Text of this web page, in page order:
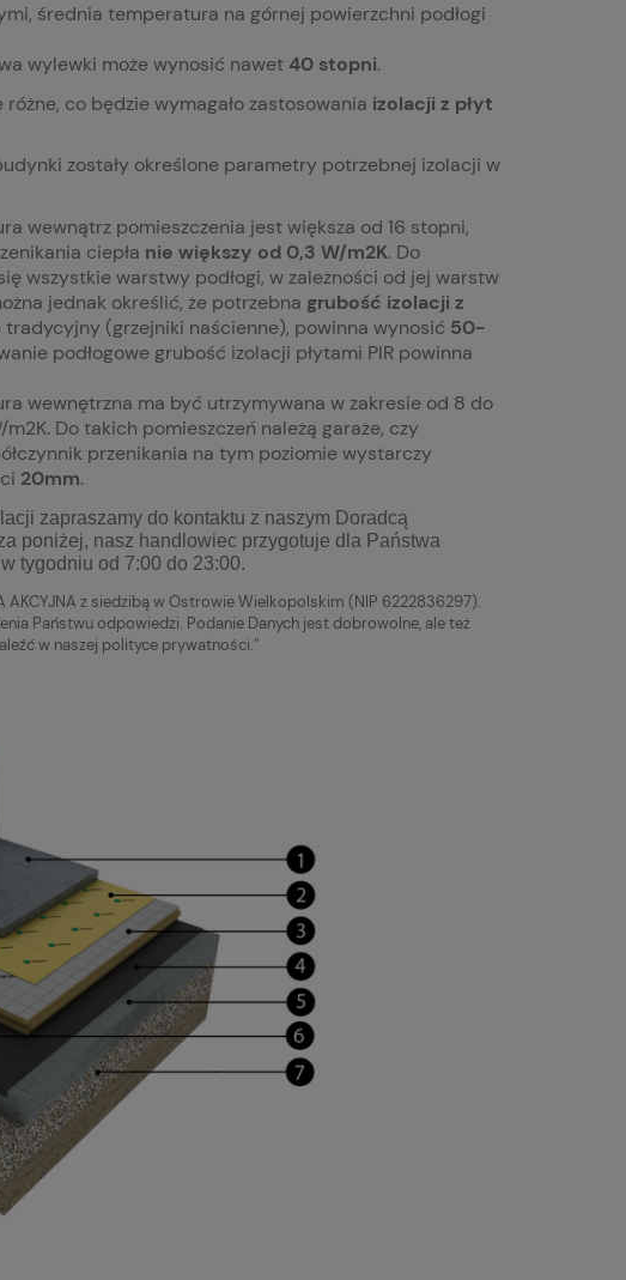
średnia temperatura na górnej powierzchni podłogi
wylewki może wynosić nawet 40 stopni.
co będzie wymagało zastosowania izolacji z płyt
zostały określone parametry potrzebnej izolacji w
wewnątrz pomieszczenia jest większa od 16 stopni,
ciepła nie większy od 0,3 W/m2K. Do
wszystkie warstwy podłogi, w zależności od jej warstw
jednak określić, że potrzebna grubość izolacji z
(grzejniki naścienne), powinna wynosić 50-
podłogowe grubość izolacji płytami PIR powinna
wewnętrzna ma być utrzymywana w zakresie od 8 do
Do takich pomieszczeń należą garaże, czy
przenikania na tym poziomie wystarczy
20mm.
zapraszamy do kontaktu z naszym Doradcą
poniżej, nasz handlowiec przygotuje dla Państwa
tygodniu od 7:00 do 23:00.
z siedzibą w Ostrowie Wielkopolskim (NIP 6222836297).
Państwu odpowiedzi. Podanie Danych jest dobrowolne, ale też
w naszej polityce prywatności.”